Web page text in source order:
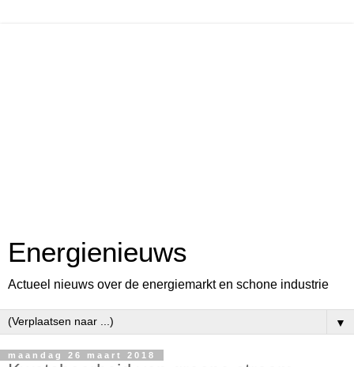
Energienieuws
Actueel nieuws over de energiemarkt en schone industrie
▼
maandag 26 maart 2018